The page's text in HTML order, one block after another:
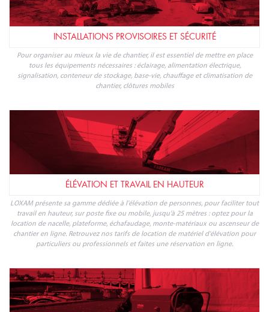
INSTALLATIONS PROVISOIRES ET SÉCURITÉ
Pour organiser au mieux la vie de chantier, il est essentiel de mettre en place
tous les équipements nécessaires : éclairage, alimentation électrique,
signalisation, conteneur de stockage, base-vie, chauffage et climatisation de
chantier, clôtures mobiles
ÉLÉVATION ET TRAVAIL EN HAUTEUR
LOXAM présente sa gamme dédiée à l'élévation de personnes, pour faciliter tout
travail en hauteur, sur poste fixe ou mobile, jusqu'à 25 mètres : optez pour la
location de nacelle, plateforme, échafaudage, monte-matériaux ou ascenseur de
chantier en ligne. Retrouvez nos tarifs de location de matériel d'élévation pour
particuliers ou professionnels et faites une réservation en ligne.